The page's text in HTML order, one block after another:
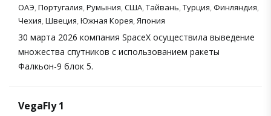
ОАЭ,Португалия,Румыния,США,Тайвань,Турция,Финляндия,
Чехия,Швеция,Южная Корея,Япония
30 марта 2026 компания SpaceX осуществила выведение
множества спутников с использованием ракеты
Фалкьон-9 блок 5.
VegaFly 1